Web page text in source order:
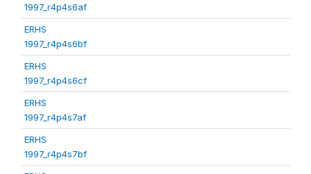
1997_r4p4s6af
ERHS
1997_r4p4s6bf
ERHS
1997_r4p4s6cf
ERHS
1997_r4p4s7af
ERHS
1997_r4p4s7bf